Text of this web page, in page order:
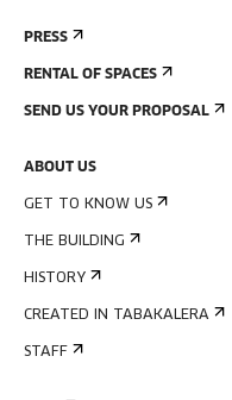
PRESS
RENTAL OF SPACES
SEND US YOUR PROPOSAL
ABOUT US
GET TO KNOW US
THE BUILDING
HISTORY
CREATED IN TABAKALERA
STAFF